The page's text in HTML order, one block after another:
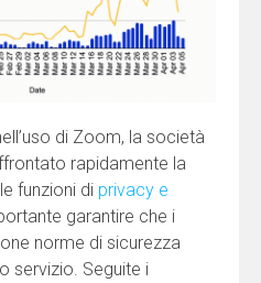
di Zoom, la società
rapidamente la
funzioni di privacy e
garantire che i
norme di sicurezza
servizio. Seguite i